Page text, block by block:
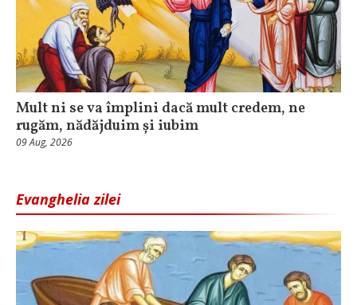
Mult ni se va împlini dacă mult credem, ne
rugăm, nădăjduim și iubim
09 Aug, 2026
Evanghelia zilei